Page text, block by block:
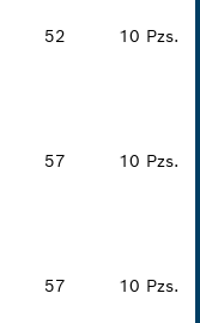
52 10 Pzs.
57 10 Pzs.
57 10 Pzs.